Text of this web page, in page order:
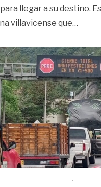
llegar a su destino.
villavicense que…